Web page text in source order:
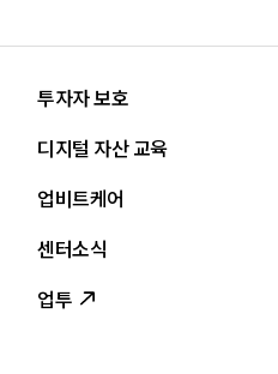
투자자 보호
올바른 투자란?
투자사기 유형과 예방
업비트 보호조치
디지털 자산 교육
교육
조사·연구
업비트케어
서비스안내
서비스신청
센터소식
인사말
업투